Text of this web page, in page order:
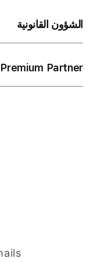
الشؤون القانونية
Partner